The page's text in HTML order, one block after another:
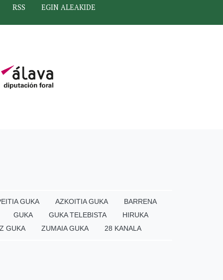
RSS EGIN ALEAKIDE
GUKA AZKOITIA GUKA
BARRENA
GUKA
GUKA TELEBISTA
HIRUKA
GUKA
ZUMAIA GUKA 28 KANALA